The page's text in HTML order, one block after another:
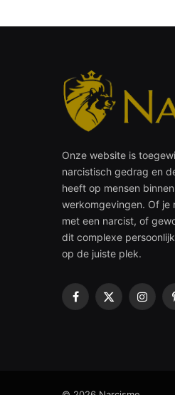
Onze website is
narcistisch gedrag en
heeft op mensen
werkomgevingen. Of je
met een narcist, of
dit complexe
op de juiste plek.
Facebook
X